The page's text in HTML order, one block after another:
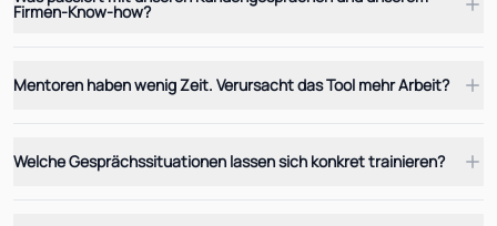
Firmen-Know-how?
Mentoren haben wenig Zeit. Verursacht das Tool mehr Arbeit?
Welche Gesprächssituationen lassen sich konkret trainieren?